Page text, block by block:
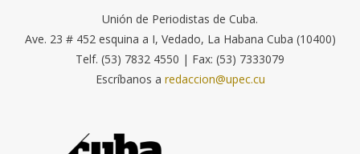
Unión de Periodistas de Cuba.
Ave. 23 # 452 esquina a I, Vedado, La Habana Cuba (10400)
Telf. (53) 7832 4550 | Fax: (53) 7333079
Escríbanos a redaccion@upec.cu